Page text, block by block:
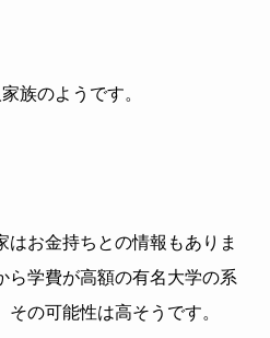
族のようです。
はお金持ちとの情報もありま
ら学費が高額の有名大学の系
の可能性は高そうです。